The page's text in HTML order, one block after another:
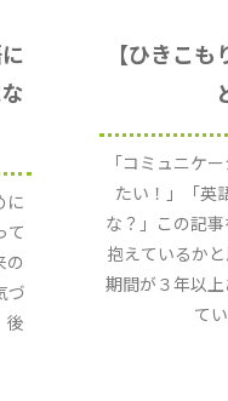
に
て
の
づ
後
【ひきこ
「コミュニケ
たい！」「英
な？」この記
抱えているか
期間が３年以
て